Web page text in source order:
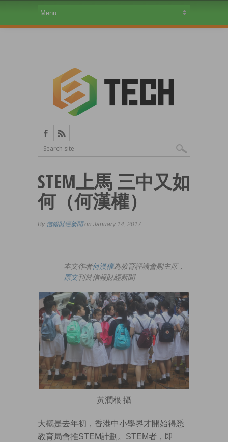
STEM上馬 三中又如
何（何漢權）
By 信報財經新聞on January 14, 2017
本文作者何漢權為教育評議會副主席，
原文刊於信報財經新聞
黃潤根 攝
大概是去年初，香港中小學界才開始得悉
教育局會推STEM計劃。STEM者，即